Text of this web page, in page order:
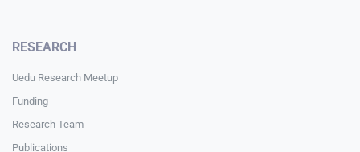
RESEARCH
Uedu Research Meetup
Funding
Research Team
Publications